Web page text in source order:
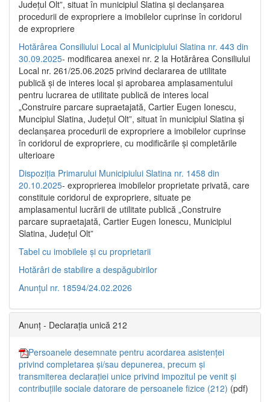
Județul Olt”, situat în municipiul Slatina și declanșarea
procedurii de expropriere a imobilelor cuprinse în coridorul
de expropriere
Hotărârea Consiliului Local al Municipiului Slatina nr. 443 din
30.09.2025- modificarea anexei nr. 2 la Hotărârea Consiliului
Local nr. 261/25.06.2025 privind declararea de utilitate
publică şi de interes local şi aprobarea amplasamentului
pentru lucrarea de utilitate publică de interes local
„Construire parcare supraetajată, Cartier Eugen Ionescu,
Muncipiul Slatina, Judeţul Olt”, situat în municipiul Slatina şi
declanşarea procedurii de expropriere a imobilelor cuprinse
în coridorul de expropriere, cu modificările şi completările
ulterioare
Dispoziția Primarului Municipiului Slatina nr. 1458 din
20.10.2025- exproprierea imobilelor proprietate privată, care
constituie coridorul de expropriere, situate pe
amplasamentul lucrării de utilitate publică „Construire
parcare supraetajată, Cartier Eugen Ionescu, Municipiul
Slatina, Județul Olt”
Tabel cu imobilele și cu proprietarii
Hotărâri de stabilire a despăgubirilor
Anunțul nr. 18594/24.02.2026
Anunț - Declarația unică 212
Persoanele desemnate pentru acordarea asistenței
privind completarea și/sau depunerea, precum și
transmiterea declarației unice privind impozitul pe venit și
contribuțiile sociale datorare de persoanele fizice (212) (pdf)